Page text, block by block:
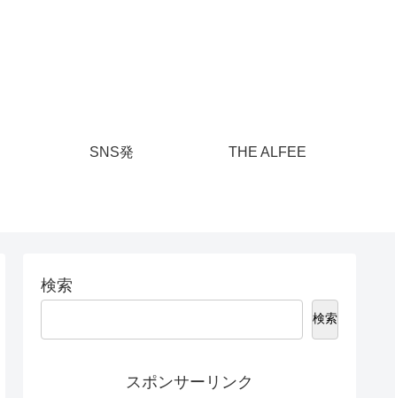
SNS発 THE ALFEE
検索
検索
スポンサーリンク